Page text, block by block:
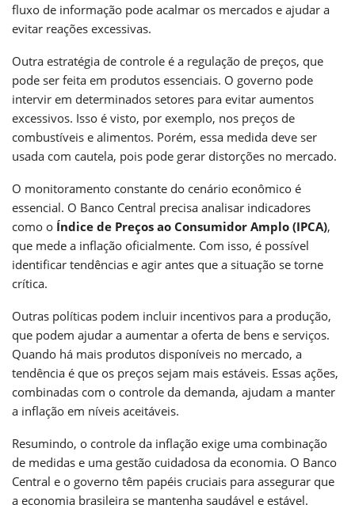
fluxo de informação pode acalmar os mercados e ajudar a
evitar reações excessivas.
Outra estratégia de controle é a regulação de preços, que
pode ser feita em produtos essenciais. O governo pode
intervir em determinados setores para evitar aumentos
excessivos. Isso é visto, por exemplo, nos preços de
combustíveis e alimentos. Porém, essa medida deve ser
usada com cautela, pois pode gerar distorções no mercado.
O monitoramento constante do cenário econômico é
essencial. O Banco Central precisa analisar indicadores
como o Índice de Preços ao Consumidor Amplo (IPCA),
que mede a inflação oficialmente. Com isso, é possível
identificar tendências e agir antes que a situação se torne
crítica.
Outras políticas podem incluir incentivos para a produção,
que podem ajudar a aumentar a oferta de bens e serviços.
Quando há mais produtos disponíveis no mercado, a
tendência é que os preços sejam mais estáveis. Essas ações,
combinadas com o controle da demanda, ajudam a manter
a inflação em níveis aceitáveis.
Resumindo, o controle da inflação exige uma combinação
de medidas e uma gestão cuidadosa da economia. O Banco
Central e o governo têm papéis cruciais para assegurar que
a economia brasileira se mantenha saudável e estável.